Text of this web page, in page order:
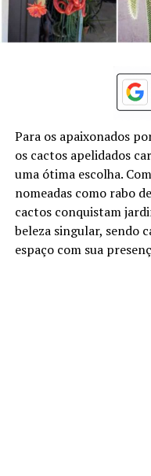
Para os apaixonados
os cactos apelidados
uma ótima escolha.
nomeadas como rabo
cactos conquistam
beleza singular, sendo
espaço com sua